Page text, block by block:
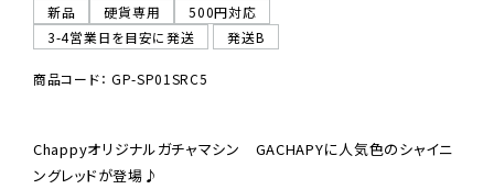
新品 硬貨専用
500円対応
3-4営業日を目安に発送
発送B
商品コード： GP-SP01SRC5
Chappyオリジナルガチャマシン　GACHAPYに人気色のシャイニ